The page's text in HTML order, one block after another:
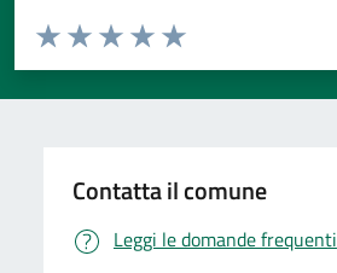
Valuta da 1 a 5 stelle la pagina
Valuta 5 stelle su 5
Valuta 4 stelle su 5
Valuta 3 stelle su 5
Valuta 2 stelle su 5
Valuta 1 stelle su 5
Contatta il comune
Leggi le domande frequenti